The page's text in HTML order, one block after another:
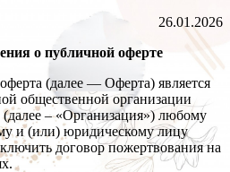
26.01.2026
о публичной оферте
(далее — Оферта) является
общественной организации
– «Организация») любому
и (или) юридическому лицу
договор пожертвования на